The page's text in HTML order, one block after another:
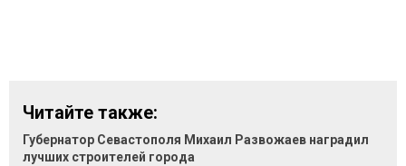
Читайте также:
Губернатор Севастополя Михаил Развожаев наградил
лучших строителей города